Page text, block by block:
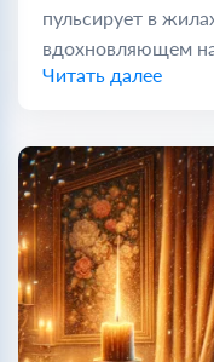
пульсирует в
вдохновляющем
Читать далее